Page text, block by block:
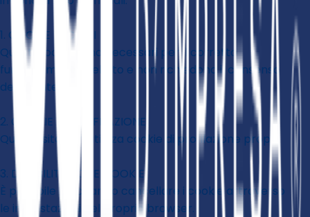
1. COOKIE TECNICI
Questi cookie sono necessari per il corretto
funzionamento del sito e non richiedono il consenso
dell'utente.
2. COOKIE DI PROFILAZIONE
Questo sito non utilizza cookie di profilazione propri.
3. DISABILITAZIONE COOKIE
È possibile bloccare o cancellare i cookie attraverso
le impostazioni del proprio browser.